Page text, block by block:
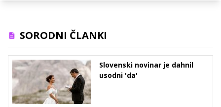
SORODNI ČLANKI
Slovenski novinar je dahnil
usodni 'da'